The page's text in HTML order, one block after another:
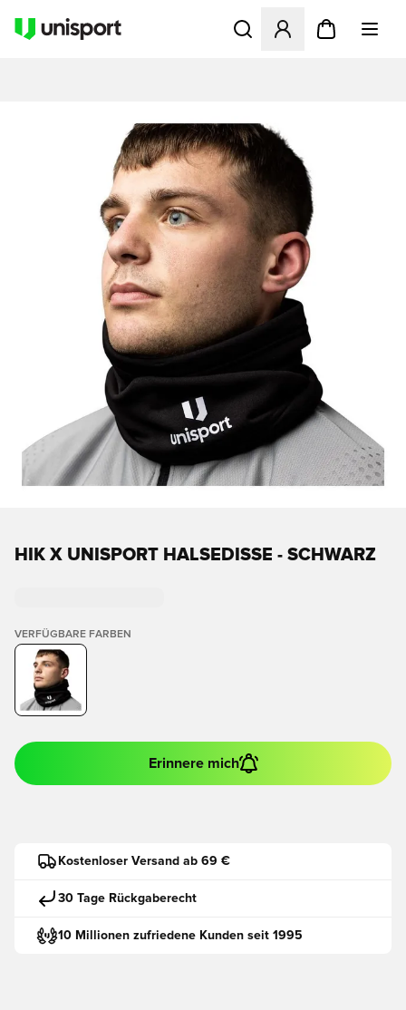
Öffnet ein neues Fenster
HIK X UNISPORT HALSEDISSE - SCHWARZ
VERFÜGBARE FARBEN
Erinnere mich
Kostenloser Versand ab 69 €
30 Tage Rückgaberecht
10 Millionen zufriedene Kunden seit 1995